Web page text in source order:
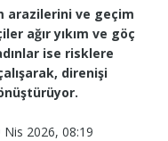
arazilerini ve geçim
ağır yıkım ve göç
ise risklere
direnişi
2026, 08:19